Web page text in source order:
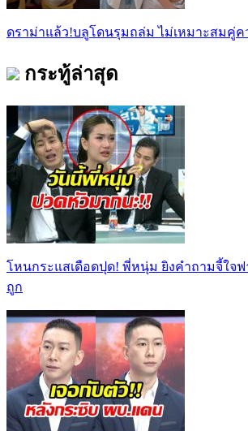
ดราม่าแล้ว!บลูโดนรุมถล่ม ไม่เหมาะสมคู่ค
กระทู้ล่าสุด
โหนกระแสเดือดปุด! พี่หนุ่ม ยิงคำถามจี้ใจฟ
ถูก